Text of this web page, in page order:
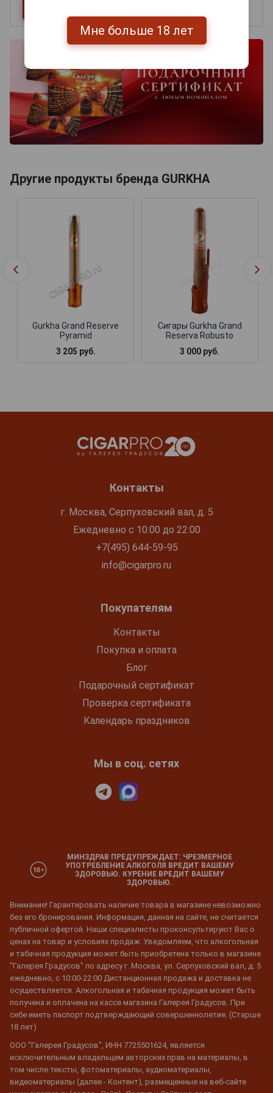
Другие продукты бренда GURKHA
Gurkha Grand Reserve
Pyramid
3 205 руб.
Сигары Gurkha Grand
Reserva Robusto
3 000 руб.
Контакты
г. Москва, Серпуховский вал, д. 5
Ежедневно с 10:00 до 22:00
+7(495) 644-59-95
info@cigarpro.ru
Покупателям
Контакты
Покупка и оплата
Блог
Подарочный сертификат
Проверка сертификата
Календарь праздников
Мы в соц. сетях
МИНЗДРАВ ПРЕДУПРЕЖДАЕТ: ЧРЕЗМЕРНОЕ
УПОТРЕБЛЕНИЕ АЛКОГОЛЯ ВРЕДИТ ВАШЕМУ
ЗДОРОВЬЮ. КУРЕНИЕ ВРЕДИТ ВАШЕМУ
ЗДОРОВЬЮ.
Внимание! Гарантировать наличие товара в магазине невозможно
без его бронирования. Информация, данная на сайте, не считается
публичной офертой. Наши специалисты проконсультируют Вас о
ценах на товар и условиях продаж. Уведомляем, что алкогольная
и табачная продукция может быть приобретена только в магазине
"Галерея Градусов" по адресу г. Москва, ул. Серпуховский вал, д. 5
ежедневно, с 10:00-22:00 Дистанционная продажа и доставка не
осуществляется. Алкогольная и табачная продукция может быть
получена и оплачена на кассе магазина Галерея Градусов. При
себе иметь паспорт подтверждающий совершеннолетие. (Старше
18 лет)
ООО "Галерея Градусов", ИНН 7725501624, является
исключительным владельцем авторских прав на материалы, в
том числе тексты, фотоматериалы, аудиоматериалы,
видеоматериалы (далее - Контент), размещенные на веб-сайте
Мне больше 18 лет